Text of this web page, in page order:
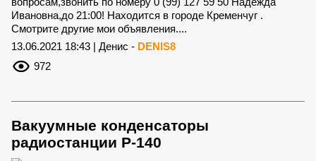
Ивановна,до 21:00! Находится в городе Кременчуг .
Смотрите другие мои объявления....
13.06.2021 18:43 | Денис - DENIS8
972
Вакуумные конденсаторы
радиостанции Р-140